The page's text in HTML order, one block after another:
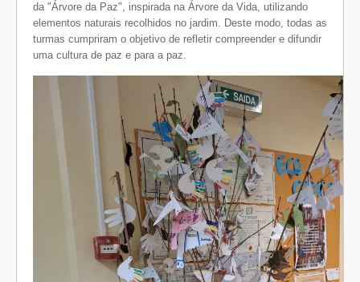
da "Árvore da Paz", inspirada na Árvore da Vida, utilizando
elementos naturais recolhidos no jardim. Deste modo, todas as
turmas cumpriram o objetivo de refletir compreender e difundir
uma cultura de paz e para a paz.